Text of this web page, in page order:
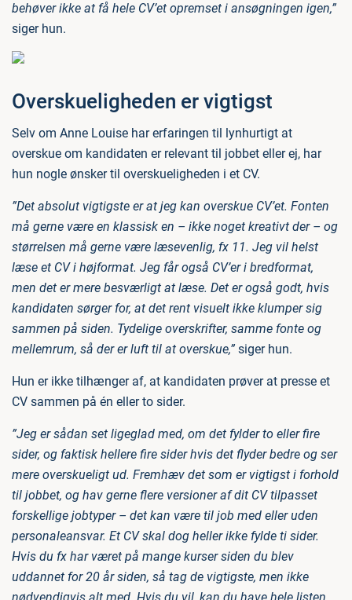
behøver ikke at få hele CV’et opremset i ansøgningen igen,”
siger hun.
Overskueligheden er vigtigst
Selv om Anne Louise har erfaringen til lynhurtigt at
overskue om kandidaten er relevant til jobbet eller ej, har
hun nogle ønsker til overskueligheden i et CV.
”Det absolut vigtigste er at jeg kan overskue CV’et. Fonten
må gerne være en klassisk en – ikke noget kreativt der – og
størrelsen må gerne være læsevenlig, fx 11. Jeg vil helst
læse et CV i højformat. Jeg får også CV’er i bredformat,
men det er mere besværligt at læse. Det er også godt, hvis
kandidaten sørger for, at det rent visuelt ikke klumper sig
sammen på siden. Tydelige overskrifter, samme fonte og
mellemrum, så der er luft til at overskue,”siger hun.
Hun er ikke tilhænger af, at kandidaten prøver at presse et
CV sammen på én eller to sider.
”Jeg er sådan set ligeglad med, om det fylder to eller fire
sider, og faktisk hellere fire sider hvis det flyder bedre og ser
mere overskueligt ud. Fremhæv det som er vigtigst i forhold
til jobbet, og hav gerne flere versioner af dit CV tilpasset
forskellige jobtyper – det kan være til job med eller uden
personaleansvar. Et CV skal dog heller ikke fylde ti sider.
Hvis du fx har været på mange kurser siden du blev
uddannet for 20 år siden, så tag de vigtigste, men ikke